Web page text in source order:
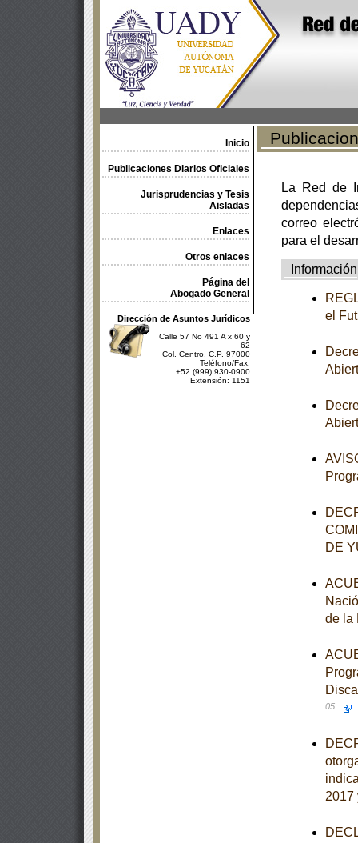
Inicio
Publicaciones Diarios Oficiales
Jurisprudencias y Tesis
Aisladas
Enlaces
Otros enlaces
Página del
Abogado General
Dirección de Asuntos Jurídicos
Calle 57 No 491 A x 60 y
62
Col. Centro, C.P. 97000
Teléfono/Fax:
+52 (999) 930-0900
Extensión: 1151
La Red de
correo
para el
Información
el
DE
de la
05
2017